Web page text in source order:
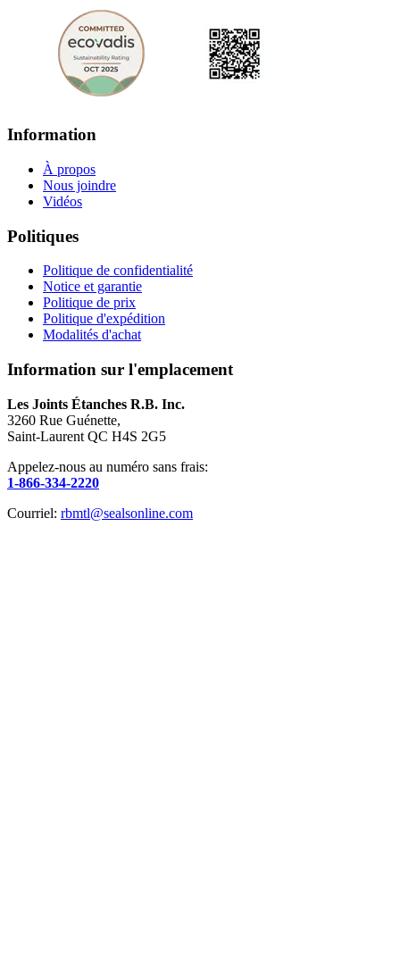
Information
À propos
Nous joindre
Vidéos
Politiques
Politique de confidentialité
Notice et garantie
Politique de prix
Politique d'expédition
Modalités d'achat
Information sur l'emplacement
Les Joints Étanches R.B. Inc.
3260 Rue Guénette,
Saint-Laurent QC H4S 2G5
Appelez-nous au numéro sans frais:
1-866-334-2220
Courriel: rbmtl@sealsonline.com